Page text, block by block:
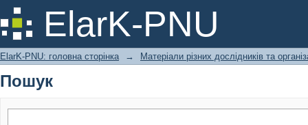
ElarK-PNU
Пошук
ElarK-PNU: головна сторінка → Матеріали різних дослідників та
Пошук